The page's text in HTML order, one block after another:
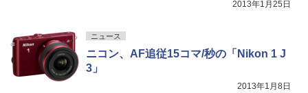
2013年1月25日
ニュース
ニコン、AF追従15コマ/秒の「Nikon 1 J
3」
2013年1月8日